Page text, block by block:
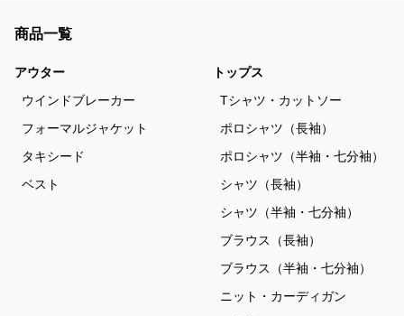
商品一覧
アウター
ウインドブレーカー
フォーマルジャケット
タキシード
ベスト
トップス
Tシャツ・カットソー
ポロシャツ（長袖）
ポロシャツ（半袖・七分袖）
シャツ（長袖）
シャツ（半袖・七分袖）
ブラウス（長袖）
ブラウス（半袖・七分袖）
ニット・カーディガン